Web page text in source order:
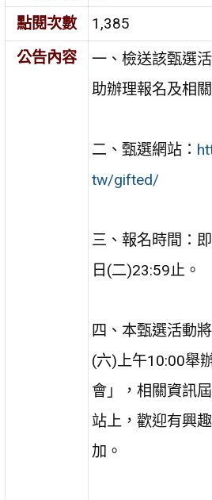
點閱次數
1,385
公告內容
一、檢送該甄選
助辦理報名及相
二、甄選網站：
tw/gifted/
三、報名時間：
日(二)23:59止。
四、本甄選活動
(六)上午10:00舉
會」，相關資訊
站上，歡迎有興
加。